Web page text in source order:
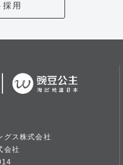
採用
グス株式会社
会社